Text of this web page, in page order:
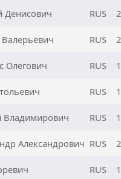
Денисович RUS
RUS
Олегович RUS
RUS
Владимирович RUS
Александрович RUS
RUS